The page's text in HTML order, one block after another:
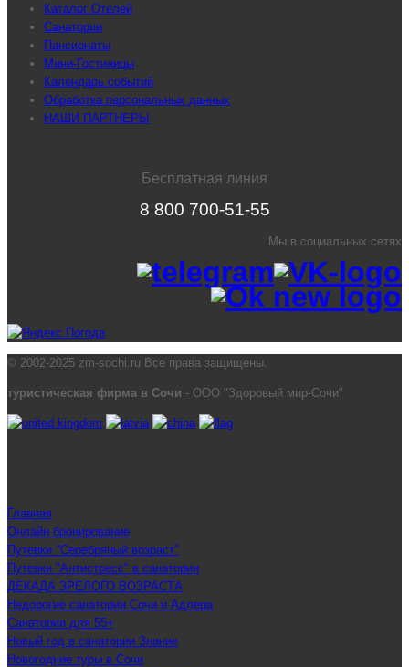
Каталог Отелей
Санатории
Пансионаты
Мини-Гостиницы
Календарь событий
Обработка персональных данных
НАШИ ПАРТНЕРЫ
Бесплатная линия
8 800 700-51-55
Мы в социальных сетях
© 2002-2025 zm-sochi.ru Все права защищены.
туристическая фирма в Сочи - ООО "Здоровый мир-Сочи"
Главная
Онлайн бронирование
Путевки "Серебряный возраст"
Путевки "Антистресс" в санатории
ДЕКАДА ЗРЕЛОГО ВОЗРАСТА
Недорогие санатории Сочи и Адлера
Санатории для 55+
Новый год в санатории Знание
Новогодние туры в Сочи